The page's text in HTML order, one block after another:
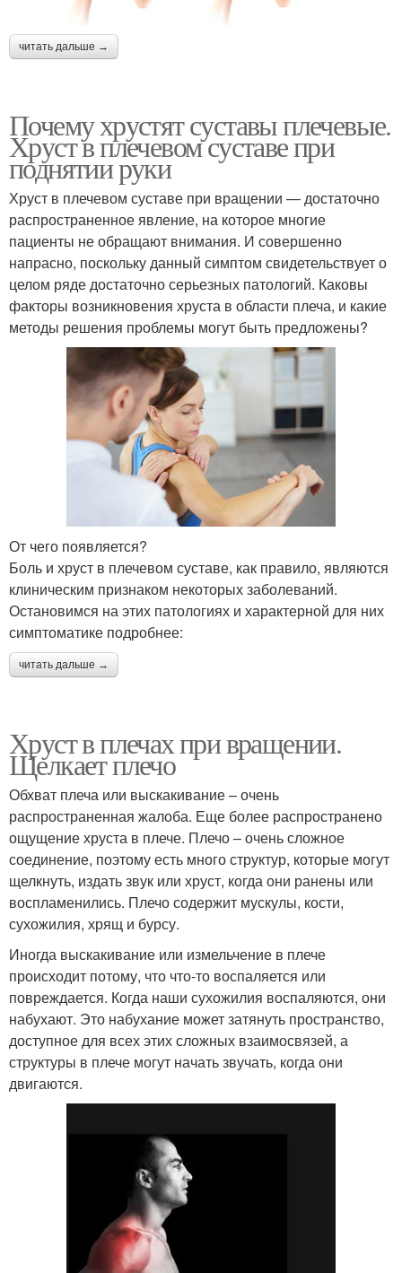
читать дальше →
Почему хрустят суставы плечевые.
Хруст в плечевом суставе при
поднятии руки
Хруст в плечевом суставе при вращении — достаточно
распространенное явление, на которое многие
пациенты не обращают внимания. И совершенно
напрасно, поскольку данный симптом свидетельствует о
целом ряде достаточно серьезных патологий. Каковы
факторы возникновения хруста в области плеча, и какие
методы решения проблемы могут быть предложены?
От чего появляется?
Боль и хруст в плечевом суставе, как правило, являются
клиническим признаком некоторых заболеваний.
Остановимся на этих патологиях и характерной для них
симптоматике подробнее:
читать дальше →
Хруст в плечах при вращении.
Щелкает плечо
Обхват плеча или выскакивание – очень
распространенная жалоба. Еще более распространено
ощущение хруста в плече. Плечо – очень сложное
соединение, поэтому есть много структур, которые могут
щелкнуть, издать звук или хруст, когда они ранены или
воспламенились. Плечо содержит мускулы, кости,
сухожилия, хрящ и бурсу.
Иногда выскакивание или измельчение в плече
происходит потому, что что-то воспаляется или
повреждается. Когда наши сухожилия воспаляются, они
набухают. Это набухание может затянуть пространство,
доступное для всех этих сложных взаимосвязей, а
структуры в плече могут начать звучать, когда они
двигаются.